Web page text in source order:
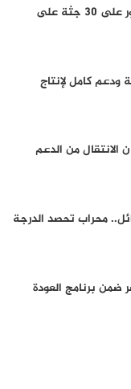
شهود يكشفون تفاصيل العثور على 30 جثة على
ودعم كامل لإنتاج
الانتقال من الدعم
محراب تحصد الدرجة
مصر ضمن برنامج العودة